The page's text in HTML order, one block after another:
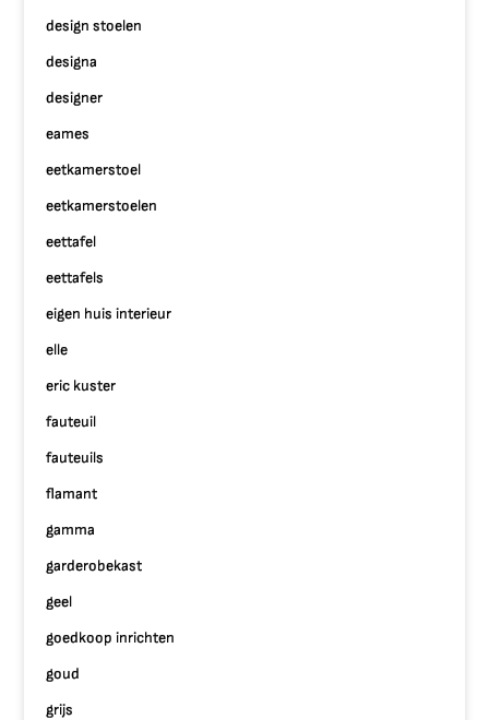
design stoelen
designa
designer
eames
eetkamerstoel
eetkamerstoelen
eettafel
eettafels
eigen huis interieur
elle
eric kuster
fauteuil
fauteuils
flamant
gamma
garderobekast
geel
goedkoop inrichten
goud
grijs